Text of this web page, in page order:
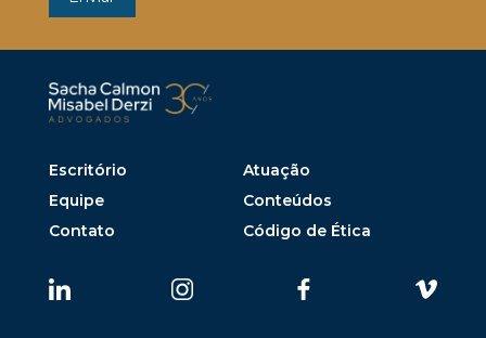
Escritório
Atuação
Equipe
Conteúdos
Contato
Código de Ética